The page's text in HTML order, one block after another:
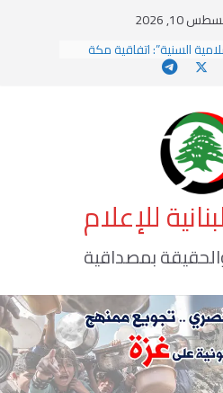
10, 2026
السنية”: اتفاقية مكة
لتعزيز التعاون والردع
وتحديات الهوية الإسلامية
معركة الوعي الأخطر
للإعلام
بمصداقية